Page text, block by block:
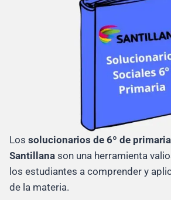
Los solucionarios de 6º de
Santillana son una herramienta
los estudiantes a comprender y
de la materia.